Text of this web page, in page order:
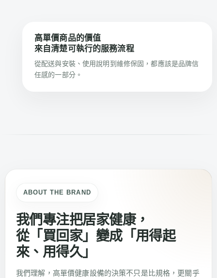
高單價商品的價值
來自清楚可執行的服務流程
從配送與安裝、使用說明到維修保固，都應該是品牌信
任感的一部分。
ABOUT THE BRAND
我們專注把居家健康，
從「買回家」變成「用得起
來、用得久」
我們理解，高單價健康設備的決策不只是比規格，更關乎